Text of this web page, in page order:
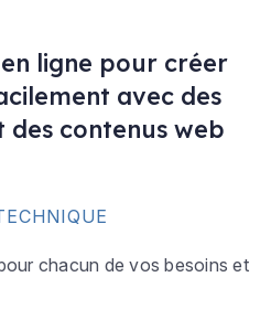
ligne pour créer
avec des
contenus web
chacun de vos besoins et